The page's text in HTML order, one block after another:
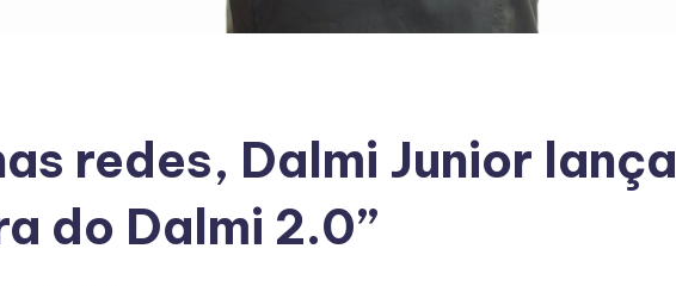
redes, Dalmi Junior lança
do Dalmi 2.0”